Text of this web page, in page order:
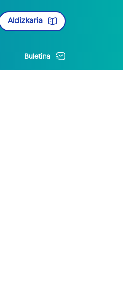
Aldizkaria
Buletina